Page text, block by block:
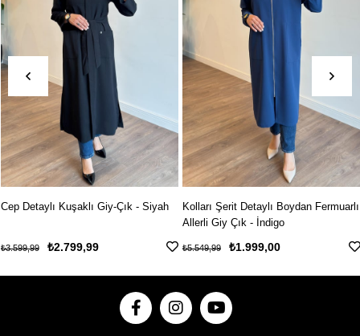
Cep Detaylı Kuşaklı Giy-Çık - Siyah
₺2.799,99
₺3.599,99
Kolları Şerit Detaylı Boydan Fermuarlı
Allerli Giy Çık - İndigo
₺1.999,00
₺5.549,99